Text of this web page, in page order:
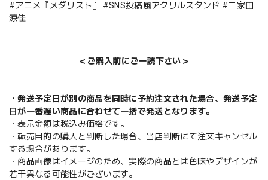
#アニメ『メダリスト』 #SNS投稿風アクリルスタンド #三家田
涼佳
＜ご購入前にご一読下さい＞
・発送予定日が別の商品を同時に予約注文された場合、発送予定
日が一番遅い商品に合わせて一括で発送となります。
・表示金額は税込み価格です。
・転売目的の購入と判断した場合、当店判断にて注文キャンセル
する場合があります。
・商品画像はイメージのため、実際の商品とは色味やデザインが
若干異なる可能性がございます。